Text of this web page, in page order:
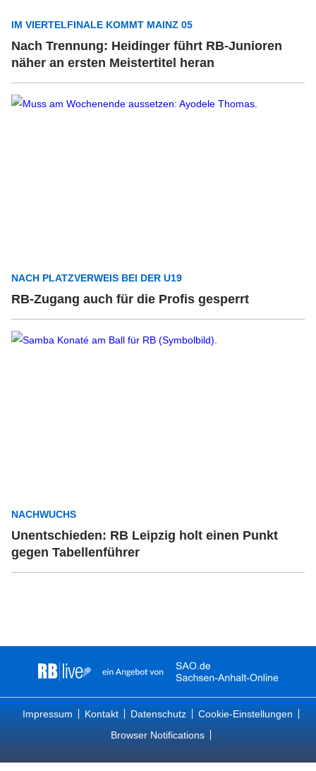
IM VIERTELFINALE KOMMT MAINZ 05
Nach Trennung: Heidinger führt RB-Junioren
näher an ersten Meistertitel heran
NACH PLATZVERWEIS BEI DER U19
RB-Zugang auch für die Profis gesperrt
NACHWUCHS
Unentschieden: RB Leipzig holt einen Punkt
gegen Tabellenführer
Impressum Kontakt Datenschutz
Cookie-Einstellungen
Browser Notifications